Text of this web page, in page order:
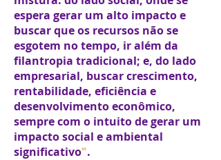
espera gerar um alto impacto e
buscar que os recursos não se
esgotem no tempo, ir além da
filantropia tradicional; e, do lado
empresarial, buscar crescimento,
rentabilidade, eficiência e
desenvolvimento econômico,
sempre com o intuito de gerar um
impacto social e ambiental
significativo".